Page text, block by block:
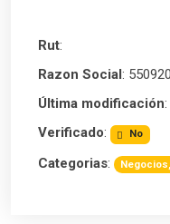
Rut:
Razon Social :
Última modificación
Verificado: No
Categorias: